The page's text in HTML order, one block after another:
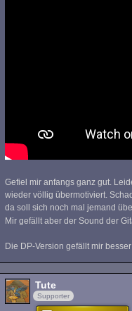
Gefiel mir anfangs ganz gut.
wieder völlig übermotiviert.
da soll sich noch mal jemand
Mir gefällt aber der Sound der
Die DP-Version gefällt mir
Tute
Supporter